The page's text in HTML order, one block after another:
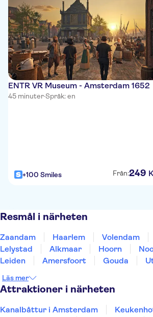
ENTR VR Museum - Amsterdam 1652
45 minuter·Språk: en
+100 Smiles Från:249
Resmål i närheten
Zaandam Haarlem Volendam
Lelystad
Alkmaar Hoorn
Leiden
Amersfoort Gouda
Läs mer
Attraktioner i närheten
Kanalbåttur i Amsterdam